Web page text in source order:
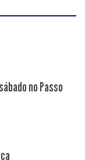
no Passo